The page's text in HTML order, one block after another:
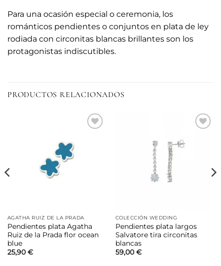
Para una ocasión especial o ceremonia, los
románticos pendientes o conjuntos en plata de ley
rodiada con circonitas blancas brillantes son los
protagonistas indiscutibles.
PRODUCTOS RELACIONADOS
AGATHA RUIZ DE LA PRADA
Pendientes plata Agatha
Ruiz de la Prada flor ocean
blue
25,90 €
COLECCIÓN WEDDING
Pendientes plata largos
Salvatore tira circonitas
blancas
59,00 €